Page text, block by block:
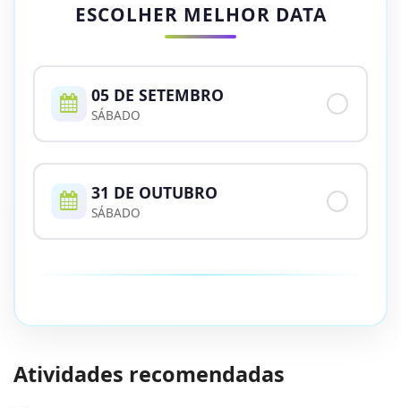
ESCOLHER MELHOR DATA
05 DE SETEMBRO
SÁBADO
31 DE OUTUBRO
SÁBADO
Atividades recomendadas